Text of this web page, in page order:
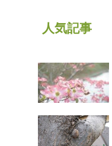
人気記事